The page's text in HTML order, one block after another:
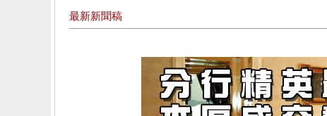
最新新聞稿